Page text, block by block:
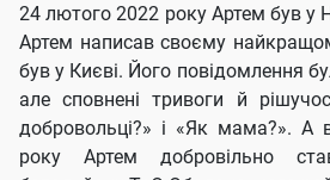
24 лютого 2022 року Артем був у
Артем написав своєму
був у Києві. Його повідомлення
але сповнені тривоги й
добровольці?» і «Як мама?».
року Артем добровільно